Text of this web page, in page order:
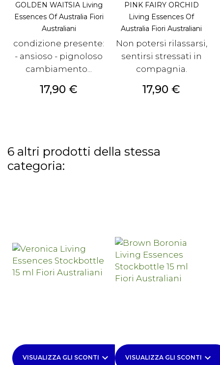
GOLDEN WAITSIA Living
Essences Of Australia Fiori
Australiani
condizione presente:
- ansioso - pignoloso
cambiamento...
Prezzo
17,90 €
PINK FAIRY ORCHID
Living Essences Of
Australia Fiori Australiani
Non potersi rilassarsi,
sentirsi stressati in
compagnia.
Prezzo
17,90 €
6 altri prodotti della stessa
categoria:
VISUALIZZA GLI SCONTI keyboard_arrow_down VISUALIZZA GLI SCONTI keyboard_arrow_down